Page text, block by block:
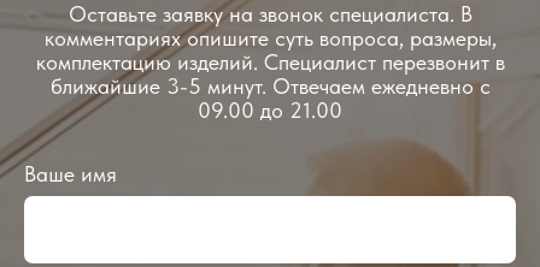
Оставьте заявку на звонок специалиста. В
комментариях опишите суть вопроса, размеры,
комплектацию изделий. Специалист перезвонит в
ближайшие 3-5 минут. Отвечаем ежедневно с
09.00 до 21.00
Ваше имя